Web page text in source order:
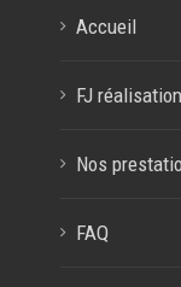
Accueil
FJ réalisation
Nos
FAQ